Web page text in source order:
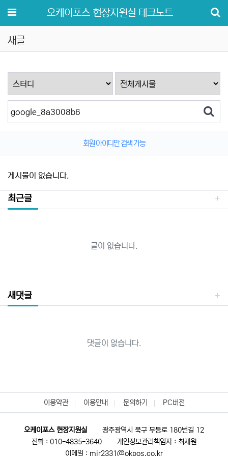
메뉴 오케이포스 현장지원실 테크노트
새글
회원 아이디만 검색 가능
게시물이 없습니다.
최근글
글이 없습니다.
새댓글
댓글이 없습니다.
이용약관 이용안내 문의하기 PC버전
오케이포스 현장지원실
광주광역시 북구 무등로 180번길 12
전화 : 010-4835-3640
개인정보관리책임자 : 최재원
이메일 : mir2331@okpos.co.kr